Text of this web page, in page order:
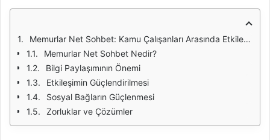
Memurlar Net Sohbet: Kamu Çalışanları Arasında Etkileşim ve Bilgi Paylaşımı
Memurlar Net Sohbet Nedir?
Bilgi Paylaşımının Önemi
Etkileşimin Güçlendirilmesi
Sosyal Bağların Güçlenmesi
Zorluklar ve Çözümler